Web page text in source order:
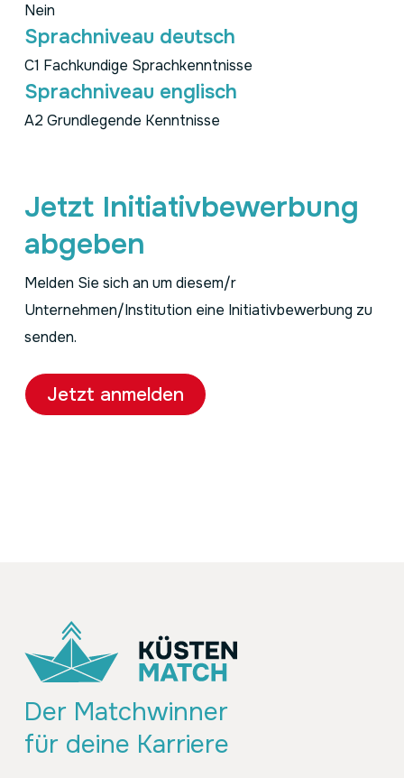
Nein
Sprachniveau deutsch
C1 Fachkundige Sprachkenntnisse
Sprachniveau englisch
A2 Grundlegende Kenntnisse
Jetzt Initiativbewerbung
abgeben
Melden Sie sich an um diesem/r
Unternehmen/Institution eine Initiativbewerbung zu
senden.
Jetzt anmelden
Der Matchwinner
für deine Karriere